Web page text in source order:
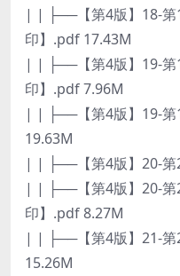
| | ├──【第4版】18-第
印】.pdf 17.43M
| | ├──【第4版】19-第
印】.pdf 7.96M
| | ├──【第4版】19-第
19.63M
| | ├──【第4版】20-第
| | ├──【第4版】20-第
印】.pdf 8.27M
| | ├──【第4版】21-第
15.26M